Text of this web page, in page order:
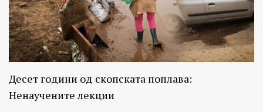
Десет години од скопската поплава:
Ненаучените лекции